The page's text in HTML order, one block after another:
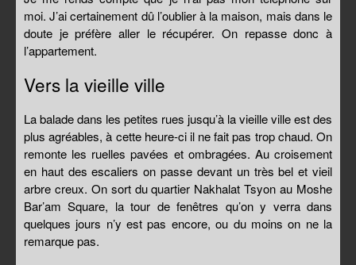
moi. J’ai certainement dû l’oublier à la maison, mais dans le
doute je préfère aller le récupérer. On repasse donc à
l’appartement.
Vers la vieille ville
La balade dans les petites rues jusqu’à la vieille ville est des
plus agréables, à cette heure-ci il ne fait pas trop chaud. On
remonte les ruelles pavées et ombragées. Au croisement
en haut des escaliers on passe devant un très bel et vieil
arbre creux. On sort du quartier Nakhalat Tsyon au Moshe
Bar’am Square, la tour de fenêtres qu’on y verra dans
quelques jours n’y est pas encore, ou du moins on ne la
remarque pas.